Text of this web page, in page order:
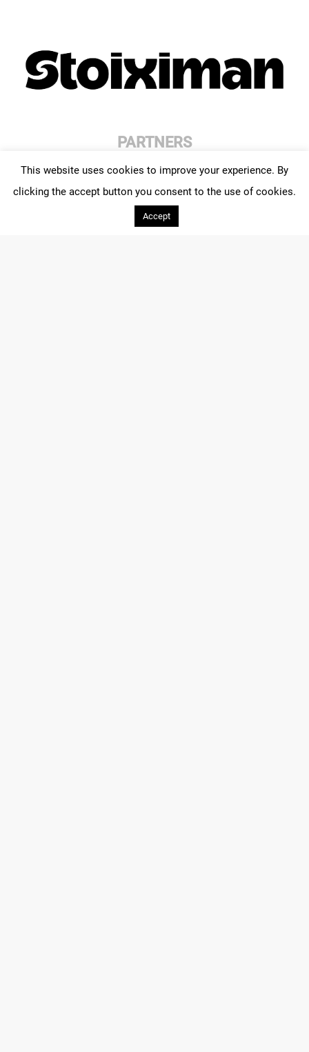
PARTNERS
This website uses cookies to improve your experience. By
clicking the accept button you consent to the use of cookies.
Accept